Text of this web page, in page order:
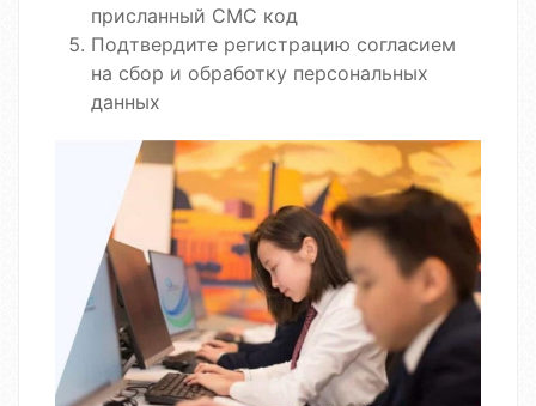
присланный СМС код
Подтвердите регистрацию согласием
на сбор и обработку персональных
данных